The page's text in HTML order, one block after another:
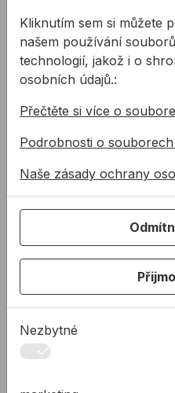
Produkty
Podpora
Řešení
O nás
Kontakty
Akce a výprodej
Služby
Ke stažení
KONTAKTY
Kancelář
Kliknutím sem si můžete
našem používání
technologií, jakož i o
osobních údajů.:
Přečtěte si více o
Podrobnosti o
Naše zásady ochrany
Nezbytné